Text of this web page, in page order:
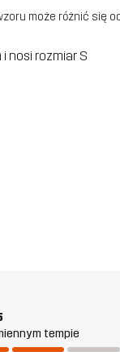
może różnić się
i nosi rozmiar S
tempie